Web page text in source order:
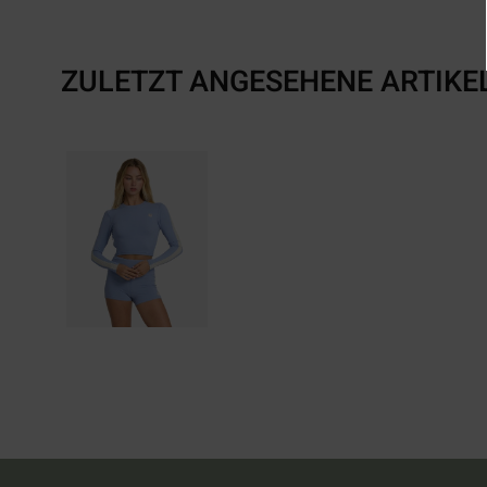
ZULETZT ANGESEHENE